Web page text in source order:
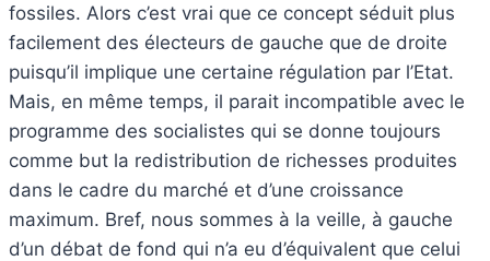
fossiles. Alors c’est vrai que ce concept séduit plus
facilement des électeurs de gauche que de droite
puisqu’il implique une certaine régulation par l’Etat.
Mais, en même temps, il parait incompatible avec le
programme des socialistes qui se donne toujours
comme but la redistribution de richesses produites
dans le cadre du marché et d’une croissance
maximum. Bref, nous sommes à la veille, à gauche
d’un débat de fond qui n’a eu d’équivalent que celui